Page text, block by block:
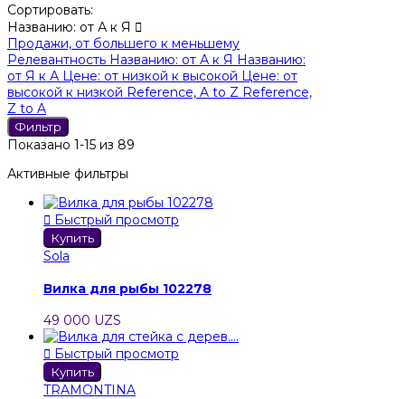
Сортировать:
Названию: от А к Я 
Продажи, от большего к меньшему
Релевантность Названию: от А к Я Названию:
от Я к А Цене: от низкой к высокой Цене: от
высокой к низкой Reference, A to Z Reference,
Z to A
Фильтр
Показано 1-15 из 89
Активные фильтры
 Быстрый просмотр
Купить
Sola
Вилка для рыбы 102278
49 000 UZS
 Быстрый просмотр
Купить
TRAMONTINA